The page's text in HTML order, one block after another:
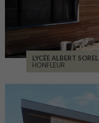
LYCÉE ALBERT SOREL
HONFLEUR